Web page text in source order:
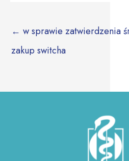
← w sprawie zatwierdzenia
zakup switcha